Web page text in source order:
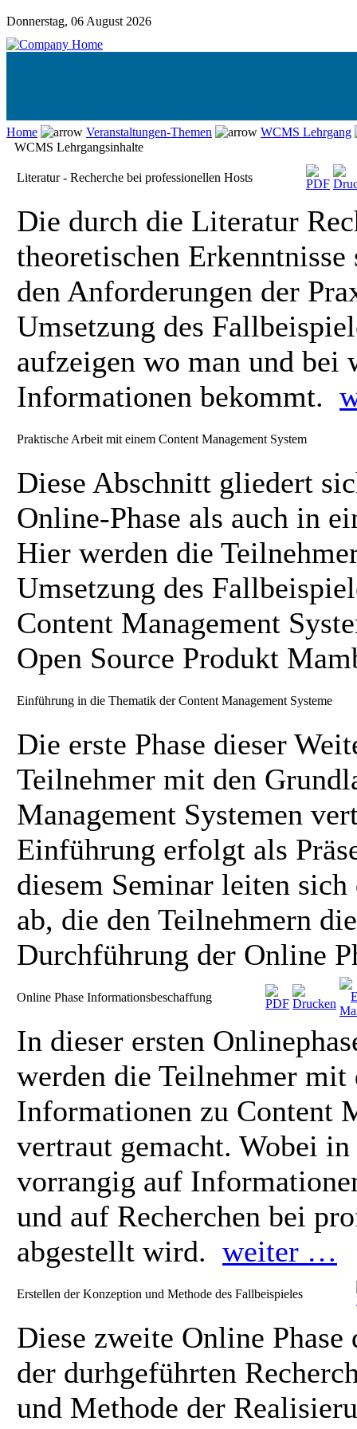
Donnerstag, 06 August 2026
Home Veranstaltungen-Themen
WCMS Lehrgang
WCMS Lehrgangsinhalte
Literatur - Recherche bei professionellen Hosts
Die durch die Literatur
theoretischen
den Anforderungen der
Umsetzung des
aufzeigen wo man und bei
Informationen bekommt.
Praktische Arbeit mit einem Content Management System
Diese Abschnitt gliedert
Online-Phase als auch in
Hier werden die
Umsetzung des
Content Management
Open Source Produkt
Einführung in die Thematik der Content Management Systeme
Die erste Phase dieser
Teilnehmer mit den
Management Systemen
Einführung erfolgt als
diesem Seminar leiten
ab, die den Teilnehmern
Durchführung der Online
Online Phase Informationsbeschaffung
In dieser ersten
werden die Teilnehmer
Informationen zu Content
vertraut gemacht. Wobei in
vorrangig auf
und auf Recherchen bei
abgestellt wird. weiter …
Erstellen der Konzeption und Methode des Fallbeispieles
Diese zweite Online Phase
der durhgeführten
und Methode der